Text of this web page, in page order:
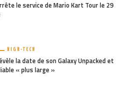
le service de Mario Kart Tour le 29
HIGH-TECH
la date de son Galaxy Unpacked et
« plus large »